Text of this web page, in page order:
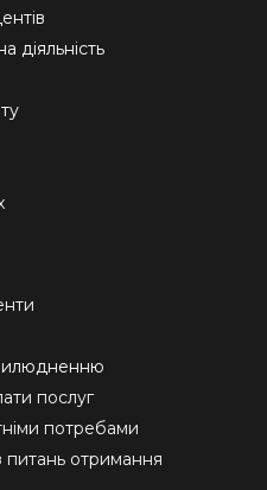
діяльність
послуг
потребами
питань отримання